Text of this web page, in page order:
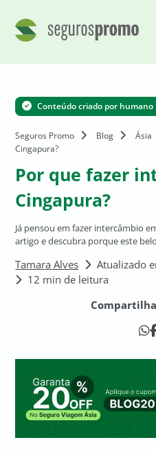
Conteúdo criado por humano
Seguros Promo Blog Ásia
Cingapura?
Por que fazer
Cingapura?
Já pensou em fazer intercâmbio
artigo e descubra porque este
Tamara Alves
Atualizado
12 min de leitura